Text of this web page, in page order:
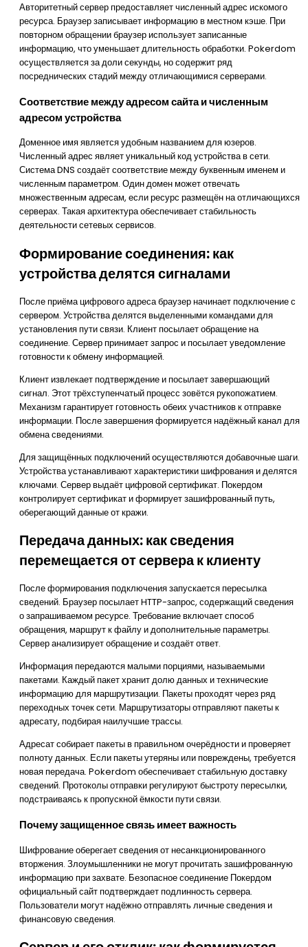
Авторитетный сервер предоставляет численный адрес искомого
ресурса. Браузер записывает информацию в местном кэше. При
повторном обращении браузер использует записанные
информацию, что уменьшает длительность обработки. Pokerdom
осуществляется за доли секунды, но содержит ряд
посреднических стадий между отличающимися серверами.
Соответствие между адресом сайта и численным
адресом устройства
Доменное имя является удобным названием для юзеров.
Численный адрес являет уникальный код устройства в сети.
Система DNS создаёт соответствие между буквенным именем и
численным параметром. Один домен может отвечать
множественным адресам, если ресурс размещён на отличающихся
серверах. Такая архитектура обеспечивает стабильность
деятельности сетевых сервисов.
Формирование соединения: как
устройства делятся сигналами
После приёма цифрового адреса браузер начинает подключение с
сервером. Устройства делятся выделенными командами для
установления пути связи. Клиент посылает обращение на
соединение. Сервер принимает запрос и посылает уведомление
готовности к обмену информацией.
Клиент извлекает подтверждение и посылает завершающий
сигнал. Этот трёхступенчатый процесс зовётся рукопожатием.
Механизм гарантирует готовность обеих участников к отправке
информации. После завершения формируется надёжный канал для
обмена сведениями.
Для защищённых подключений осуществляются добавочные шаги.
Устройства устанавливают характеристики шифрования и делятся
ключами. Сервер выдаёт цифровой сертификат. Покердом
контролирует сертификат и формирует зашифрованный путь,
оберегающий данные от кражи.
Передача данных: как сведения
перемещается от сервера к клиенту
После формирования подключения запускается пересылка
сведений. Браузер посылает HTTP-запрос, содержащий сведения
о запрашиваемом ресурсе. Требование включает способ
обращения, маршрут к файлу и дополнительные параметры.
Сервер анализирует обращение и создаёт ответ.
Информация передаются малыми порциями, называемыми
пакетами. Каждый пакет хранит долю данных и технические
информацию для маршрутизации. Пакеты проходят через ряд
переходных точек сети. Маршрутизаторы отправляют пакеты к
адресату, подбирая наилучшие трассы.
Адресат собирает пакеты в правильном очерёдности и проверяет
полноту данных. Если пакеты утеряны или повреждены, требуется
новая передача. Pokerdom обеспечивает стабильную доставку
сведений. Протоколы отправки регулируют быстроту пересылки,
подстраиваясь к пропускной ёмкости пути связи.
Почему защищенное связь имеет важность
Шифрование оберегает сведения от несанкционированного
вторжения. Злоумышленники не могут прочитать зашифрованную
информацию при захвате. Безопасное соединение Покердом
официальный сайт подтверждает подлинность сервера.
Пользователи могут надёжно отправлять личные сведения и
финансовую сведения.